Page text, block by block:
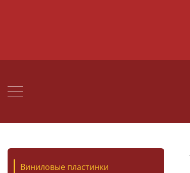
Виниловые пластинки